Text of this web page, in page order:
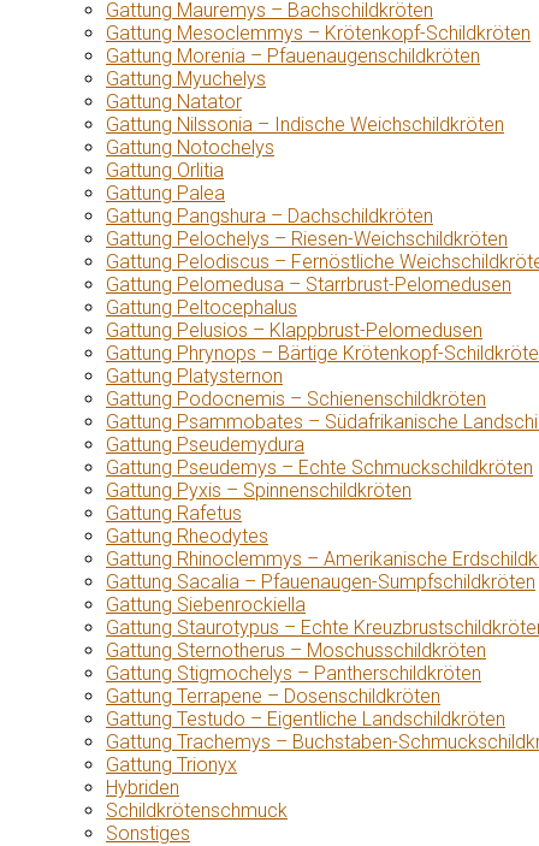
Gattung Mauremys – Bachschildkröten
Gattung Mesoclemmys – Krötenkopf-Schildkröten
Gattung Morenia – Pfauenaugenschildkröten
Gattung Myuchelys
Gattung Natator
Gattung Nilssonia – Indische Weichschildkröten
Gattung Notochelys
Gattung Orlitia
Gattung Palea
Gattung Pangshura – Dachschildkröten
Gattung Pelochelys – Riesen-Weichschildkröten
Gattung Pelodiscus – Fernöstliche
Gattung Pelomedusa – Starrbrust-Pelomedusen
Gattung Peltocephalus
Gattung Pelusios – Klappbrust-Pelomedusen
Gattung Phrynops – Bärtige Krötenkopf-
Gattung Platysternon
Gattung Podocnemis – Schienenschildkröten
Gattung Psammobates – Südafrikanische
Gattung Pseudemydura
Gattung Pseudemys – Echte Schmuckschildkröten
Gattung Pyxis – Spinnenschildkröten
Gattung Rafetus
Gattung Rheodytes
Gattung Rhinoclemmys – Amerikanische
Gattung Sacalia – Pfauenaugen-Sumpfschildkröten
Gattung Siebenrockiella
Gattung Staurotypus – Echte
Gattung Sternotherus – Moschusschildkröten
Gattung Stigmochelys – Pantherschildkröten
Gattung Terrapene – Dosenschildkröten
Gattung Testudo – Eigentliche Landschildkröten
Gattung Trachemys – Buchstaben-
Gattung Trionyx
Hybriden
Schildkrötenschmuck
Sonstiges